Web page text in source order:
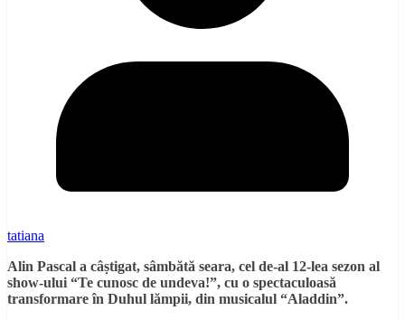
tatiana
Alin Pascal a câștigat, sâmbătă seara, cel de-al 12-lea sezon al
show-ului “Te cunosc de undeva!”, cu o spectaculoasă
transformare în Duhul lămpii, din musicalul “Aladdin”.